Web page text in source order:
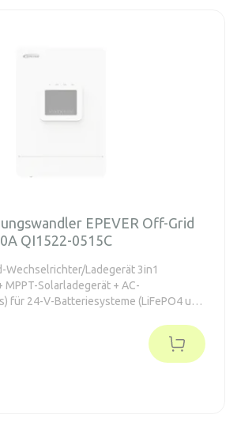
EPEVER Off-Grid
QI1522-0515C
Wechselrichter/Ladegerät 3in1
Solarladegerät + AC-
für 24-V-Batteriesysteme (LiFePO4 und
und schnelle Umschaltung < 10 ms –
kleine Off-Grid-Systeme und als